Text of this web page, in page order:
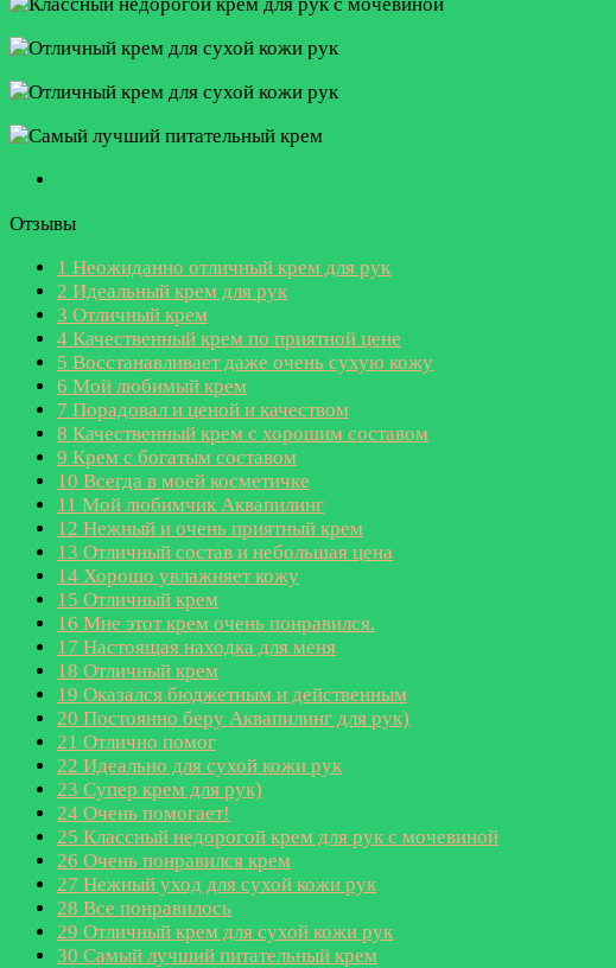
Отзывы
1 Неожиданно отличный крем для рук
2 Идеальный крем для рук
3 Отличный крем
4 Качественный крем по приятной цене
5 Восстанавливает даже очень сухую кожу
6 Мой любимый крем
7 Порадовал и ценой и качеством
8 Качественный крем с хорошим составом
9 Крем с богатым составом
10 Всегда в моей косметичке
11 Мой любимчик Аквапилинг
12 Нежный и очень приятный крем
13 Отличный состав и небольшая цена
14 Хорошо увлажняет кожу
15 Отличный крем
16 Мне этот крем очень понравился.
17 Настоящая находка для меня
18 Отличный крем
19 Оказался бюджетным и действенным
20 Постоянно беру Аквапилинг для рук)
21 Отлично помог
22 Идеально для сухой кожи рук
23 Супер крем для рук)
24 Очень помогает!
25 Классный недорогой крем для рук с мочевиной
26 Очень понравился крем
27 Нежный уход для сухой кожи рук
28 Все понравилось
29 Отличный крем для сухой кожи рук
30 Самый лучший питательный крем